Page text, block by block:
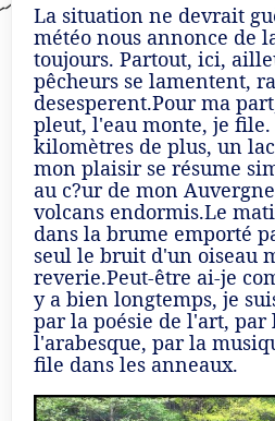
La situation ne devrait
météo nous annonce de
toujours. Partout, ici,
pêcheurs se lamentent,
desesperent.Pour ma
pleut, l'eau monte, je file.
kilomètres de plus, un
mon plaisir se résume
au c?ur de mon
volcans endormis.Le
dans la brume emporté
seul le bruit d'un oiseau
reverie.Peut-être ai-je
y a bien longtemps, je
par la poésie de l'art, par
l'arabesque, par la
file dans les anneaux.